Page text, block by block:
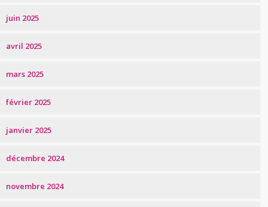
juin 2025
avril 2025
mars 2025
février 2025
janvier 2025
décembre 2024
novembre 2024